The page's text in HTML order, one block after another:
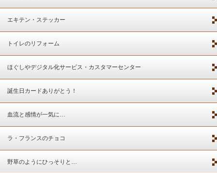
エキテン・ステッカー
トイレのリフォーム
ほぐしやデジタル化サービス・カスタマーセンター
誕生日カードありがとう！
血流と感情が一気に…
ラ・フランスのチョコ
野草のようにひっそりと…